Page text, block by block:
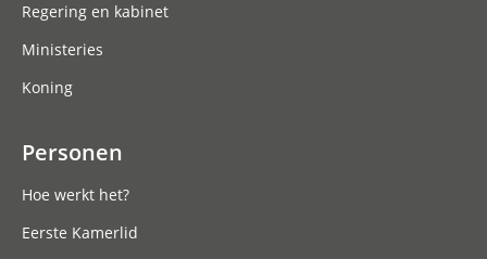
Regering en kabinet
Ministeries
Koning
Personen
Hoe werkt het?
Eerste Kamerlid